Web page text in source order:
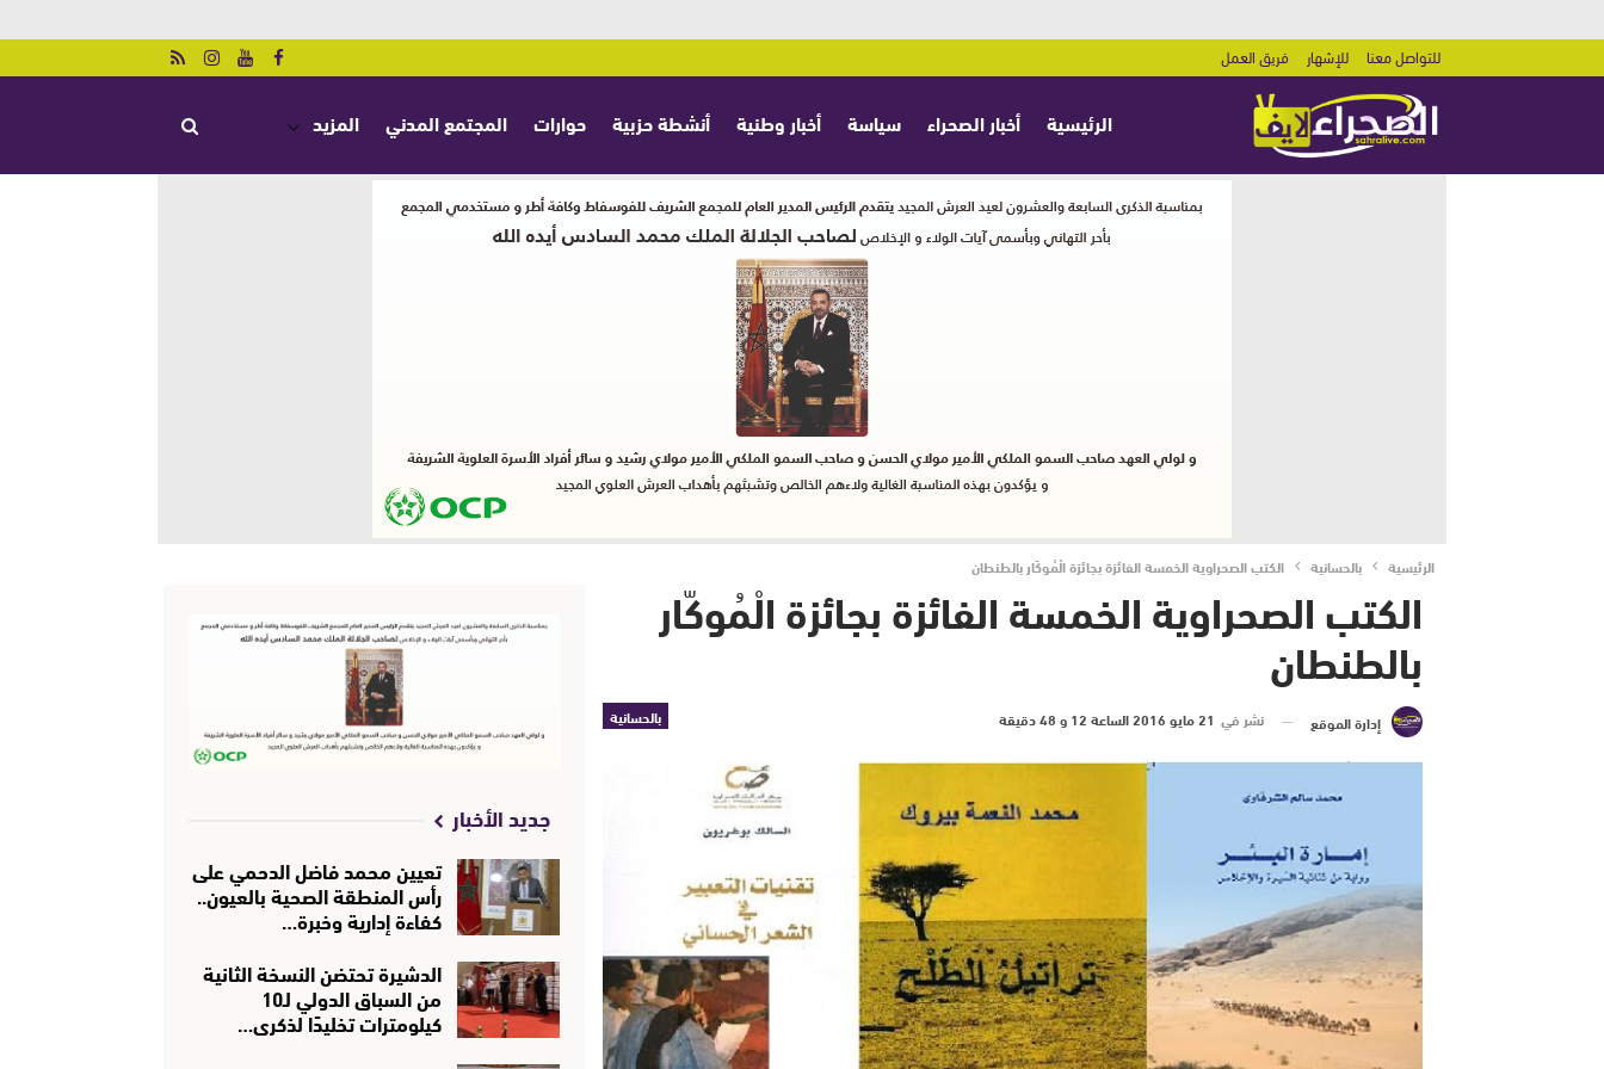
للتواصل معنا للإشهار فريق العمل
الرئيسية أخبار الصحراء سياسة أخبار وطنية أنشطة حزبية حوارات المجتمع المدني المزيد
الرئيسية بالحسانية الكتب الصحراوية الخمسة الفائزة بجائزة الْمُوكّار بالطنطان
الكتب الصحراوية الخمسة الفائزة بجائزة الْمُوكّار
بالطنطان
بالحسانية إدارة الموقع نشر في 21 مايو 2016 الساعة 12 و 48 دقيقة
جديد الأخبار
تعيين محمد فاضل الدحمي على
رأس المنطقة الصحية بالعيون..
كفاءة إدارية وخبرة…
الدشيرة تحتضن النسخة الثانية
من السباق الدولي لـ10
كيلومترات تخليدًا لذكرى…